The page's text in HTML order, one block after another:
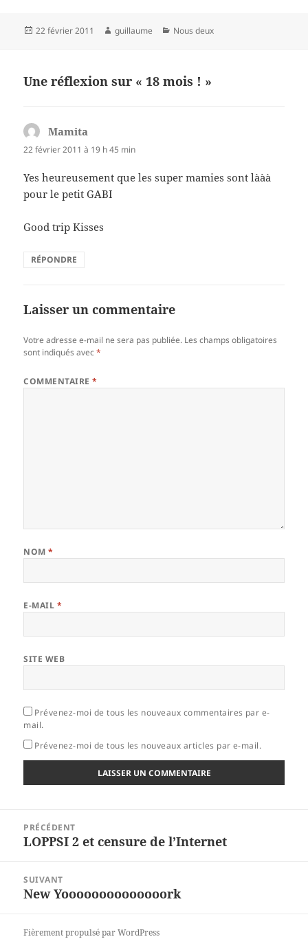
Publié
22 février 2011 Auteur
guillaume Catégories
Nous deux
Une réflexion sur « 18 mois ! »
Mamita
22 février 2011 à 19 h 45 min
Yes heureusement que les super mamies sont lààà
pour le petit GABI
Good trip Kisses
RÉPONDRE
Laisser un commentaire
Votre adresse e-mail ne sera pas publiée. Les champs obligatoires
sont indiqués avec*
COMMENTAIRE*
NOM*
E-MAIL *
SITE WEB
Prévenez-moi de tous les nouveaux commentaires par e-
mail.
Prévenez-moi de tous les nouveaux articles par e-mail.
l’article
PRÉCÉDENT
Article
LOPPSI 2 et censure de l’Internet
SUIVANT
Article
New Yoooooooooooooork
Fièrement propulsé par WordPress